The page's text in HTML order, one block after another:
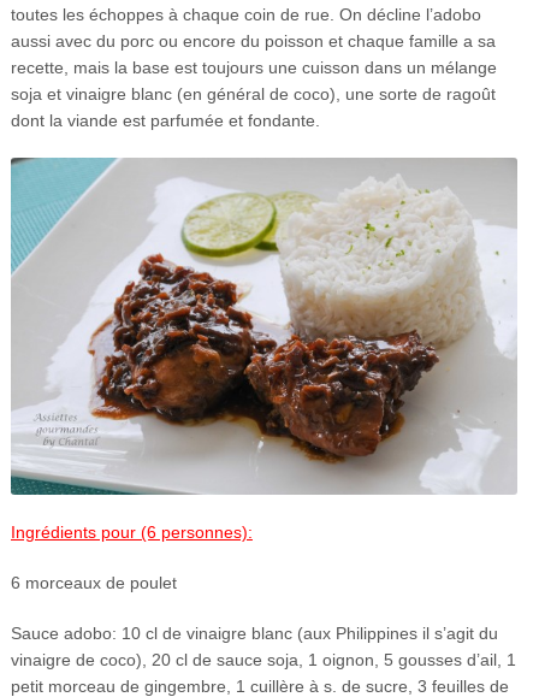
toutes les échoppes à chaque coin de rue. On décline l’adobo
aussi avec du porc ou encore du poisson et chaque famille a sa
recette, mais la base est toujours une cuisson dans un mélange
soja et vinaigre blanc (en général de coco), une sorte de ragoût
dont la viande est parfumée et fondante.
Ingrédients pour (6 personnes):
6 morceaux de poulet
Sauce adobo: 10 cl de vinaigre blanc (aux Philippines il s’agit du
vinaigre de coco), 20 cl de sauce soja, 1 oignon, 5 gousses d’ail, 1
petit morceau de gingembre, 1 cuillère à s. de sucre, 3 feuilles de